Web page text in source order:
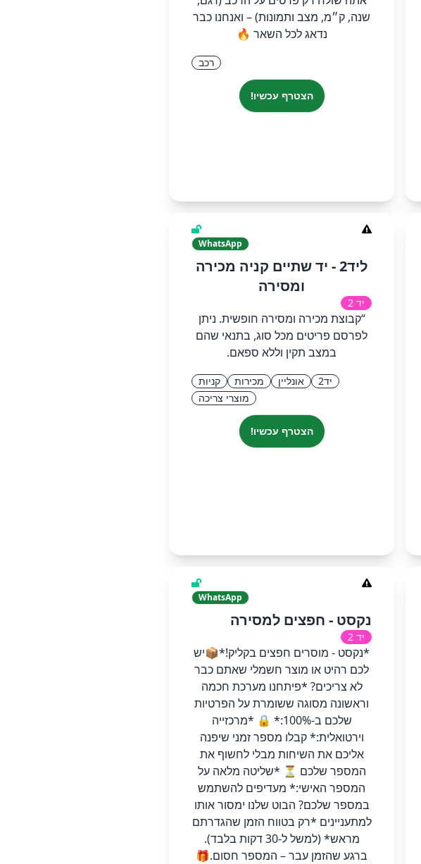
שנה, ק״מ, מצב ותמונות) – ואנחנו כבר
נדאג לכל השאר 🔥
רכב
הצטרף עכשיו!
WhatsApp
ליד2 - יד שתיים קניה מכירה
ומסירה
יד 2
“קבוצת מכירה ומסירה חופשית. ניתן
לפרסם פריטים מכל סוג, בתנאי שהם
במצב תקין וללא ספאם.
יד2 אונליין מכירות
קניות
מוצרי צריכה
הצטרף עכשיו!
WhatsApp
נקסט - חפצים למסירה
יד 2
*נקסט - מוסרים חפצים בקליק!*📦 ​יש
לכם רהיט או מוצר חשמלי שאתם כבר
לא צריכים? *​פיתחנו מערכת חכמה
וראשונה מסוגה ששומרת על הפרטיות
שלכם ב-100%:* 🔒 *מרכזייה
וירטואלית:* קבלו מספר זמני שיפנה
אליכם את השיחות מבלי לחשוף את
המספר שלכם ⏳ *שליטה מלאה על
המספר האישי:* מעדיפים להשתמש
במספר שלכם? הבוט שלנו ימסור אותו
למתעניינים *רק בטווח הזמן שהגדרתם
מראש* (למשל ל-30 דקות בלבד).
ברגע שהזמן עבר – המספר חסום. ​🎁